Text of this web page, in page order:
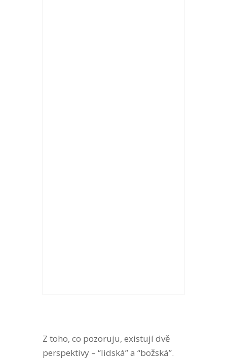
Z toho, co pozoruju, existují dvě
perspektivy – “lidská” a “božská”.